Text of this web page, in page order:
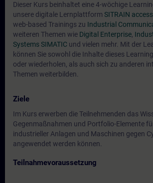
Dieser Kurs beinhaltet eine 4-wöchige
unsere digitale Lernplattform SITRAIN access
web-based Trainings zu Industrial
weiteren Themen wie Digital Enterprise,
Systems SIMATIC und vielen mehr. Mit der
können Sie sowohl die Inhalte dieses
oder wiederholen, als auch sich zu anderen
Themen weiterbilden.
Ziele
Im Kurs erwerben die Teilnehmenden das
Gegenmaßnahmen und Portfolio-Elemente
industrieller Anlagen und Maschinen gegen
angewendet werden können.
Teilnahmevoraussetzung